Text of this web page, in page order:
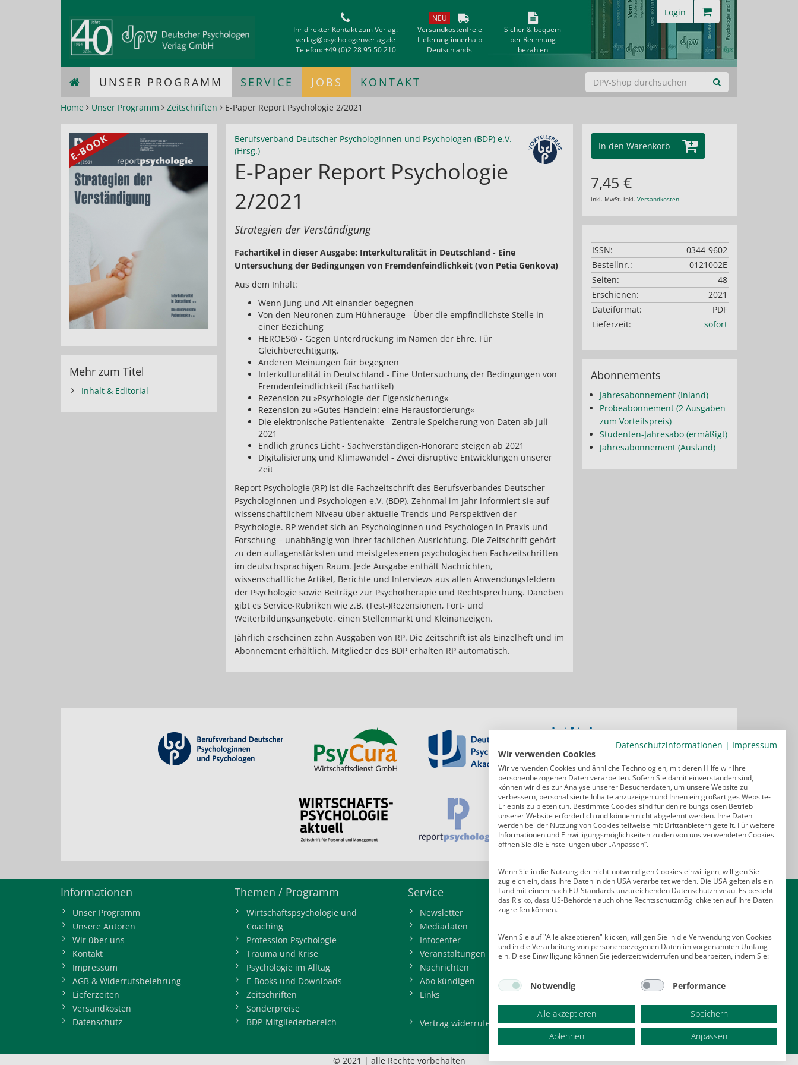
Ihr direkter Kontakt zum Verlag:
verlag@psychologenverlag.de
Telefon:+49 (0)2 28 95 50 210
NEU
Versandkostenfreie
Lieferung innerhalb
Deutschlands
Sicher & bequem
per Rechnung
bezahlen
Login
UNSER PROGRAMM SERVICE JOBS KONTAKT
Home Unser Programm Zeitschriften E-Paper Report Psychologie 2/2021
Mehr zum Titel
Inhalt & Editorial
Berufsverband Deutscher Psychologinnen und Psychologen (BDP) e.V.
(Hrsg.)
E-Paper Report Psychologie
2/2021
Strategien der Verständigung
Fachartikel in dieser Ausgabe: Interkulturalität in Deutschland - Eine
Untersuchung der Bedingungen von Fremdenfeindlichkeit (von Petia Genkova)
Aus dem Inhalt:
Wenn Jung und Alt einander begegnen
Von den Neuronen zum Hühnerauge - Über die empfindlichste Stelle in
einer Beziehung
HEROES® - Gegen Unterdrückung im Namen der Ehre. Für
Gleichberechtigung.
Anderen Meinungen fair begegnen
Interkulturalität in Deutschland - Eine Untersuchung der Bedingungen von
Fremdenfeindlichkeit (Fachartikel)
Rezension zu »Psychologie der Eigensicherung«
Rezension zu »Gutes Handeln: eine Herausforderung«
Die elektronische Patientenakte - Zentrale Speicherung von Daten ab Juli
2021
Endlich grünes Licht - Sachverständigen-Honorare steigen ab 2021
Digitalisierung und Klimawandel - Zwei disruptive Entwicklungen unserer
Zeit
Report Psychologie (RP) ist die Fachzeitschrift des Berufsverbandes Deutscher
Psychologinnen und Psychologen e.V. (BDP). Zehnmal im Jahr informiert sie auf
wissenschaftlichem Niveau über aktuelle Trends und Perspektiven der
Psychologie. RP wendet sich an Psychologinnen und Psychologen in Praxis und
Forschung – unabhängig von ihrer fachlichen Ausrichtung. Die Zeitschrift gehört
zu den auflagenstärksten und meistgelesenen psychologischen Fachzeitschriften
im deutschsprachigen Raum. Jede Ausgabe enthält Nachrichten,
wissenschaftliche Artikel, Berichte und Interviews aus allen Anwendungsfeldern
der Psychologie sowie Beiträge zur Psychotherapie und Rechtsprechung. Daneben
gibt es Service-Rubriken wie z.B. (Test-)Rezensionen, Fort- und
Weiterbildungsangebote, einen Stellenmarkt und Kleinanzeigen.
Jährlich erscheinen zehn Ausgaben von RP. Die Zeitschrift ist als Einzelheft und im
Abonnement erhältlich. Mitglieder des BDP erhalten RP automatisch.
In den Warenkorb
7,45 €
inkl. MwSt. inkl. Versandkosten
ISSN:
0344-9602
Bestellnr.:
0121002E
Seiten:
48
Erschienen:
2021
Dateiformat:
PDF
Lieferzeit:
sofort
Abonnements
Jahresabonnement (Inland)
Probeabonnement (2 Ausgaben
zum Vorteilspreis)
Studenten-Jahresabo (ermäßigt)
Jahresabonnement (Ausland)
Informationen
Unser Programm
Unsere Autoren
Wir über uns
Kontakt
Impressum
AGB & Widerrufsbelehrung
Lieferzeiten
Versandkosten
Datenschutz
Themen / Programm
Wirtschaftspsychologie und
Coaching
Profession Psychologie
Trauma und Krise
Psychologie im Alltag
E-Books und Downloads
Zeitschriften
Sonderpreise
BDP-Mitgliederbereich
Service
Newsletter
Mediadaten
Infocenter
Veranstaltungen
Nachrichten
Abo kündigen
Links
Vertrag widerrufen
Kontakt
10179 Berlin
E-Mail: verlag@psychologenverlag.de
+49 (0)2 28 95 50 210
Telefax: +49 (0)2 28 36 96 210
E-Mail:
leserservice@psychologenverlag.de
© 2021 | alle Rechte vorbehalten
Datenschutzinformationen | Impressum
Wir verwenden Cookies
Wir verwenden Cookies und ähnliche Technologien, mit deren Hilfe wir Ihre
personenbezogenen Daten verarbeiten. Sofern Sie damit einverstanden sind,
können wir dies zur Analyse unserer Besucherdaten, um unsere Website zu
verbessern, personalisierte Inhalte anzuzeigen und Ihnen ein großartiges Website-
Erlebnis zu bieten tun. Bestimmte Cookies sind für den reibungslosen Betrieb
unserer Website erforderlich und können nicht abgelehnt werden. Ihre Daten
werden bei der Nutzung von Cookies teilweise mit Drittanbietern geteilt. Für weitere
Informationen und Einwilligungsmöglichkeiten zu den von uns verwendeten Cookies
öffnen Sie die Einstellungen über „Anpassen“.
Wenn Sie in die Nutzung der nicht-notwendigen Cookies einwilligen, willigen Sie
zugleich ein, dass Ihre Daten in den USA verarbeitet werden. Die USA gelten als ein
Land mit einem nach EU-Standards unzureichenden Datenschutzniveau. Es besteht
das Risiko, dass US-Behörden auch ohne Rechtsschutzmöglichkeiten auf Ihre Daten
zugreifen können.
Wenn Sie auf "Alle akzeptieren" klicken, willigen Sie in die Verwendung von Cookies
und in die Verarbeitung von personenbezogenen Daten im vorgenannten Umfang
ein. Diese Einwilligung können Sie jederzeit widerrufen und bearbeiten, indem Sie:
Notwendig Performance
Alle akzeptieren
Speichern
Ablehnen
Anpassen